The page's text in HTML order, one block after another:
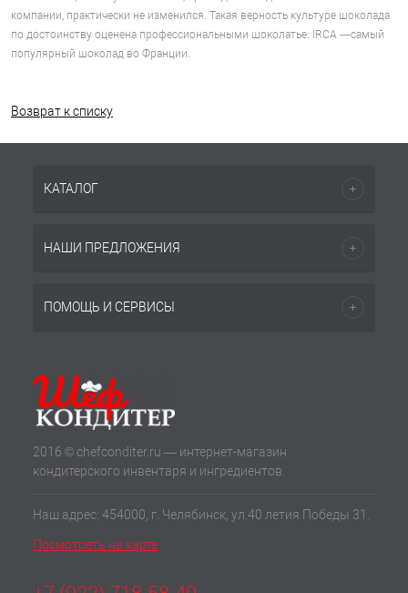
компании, практически не изменился. Такая верность культуре шоколада
по достоинству оценена профессиональными шоколатье: IRCA —самый
популярный шоколад во Франции.
Возврат к списку
КАТАЛОГ
НАШИ ПРЕДЛОЖЕНИЯ
ПОМОЩЬ И СЕРВИСЫ
2016 © chefconditer.ru — интернет-магазин
кондитерского инвентаря и ингредиентов.
Наш адрес: 454000, г. Челябинск, ул.40 летия Победы 31.
Посмотреть на карте